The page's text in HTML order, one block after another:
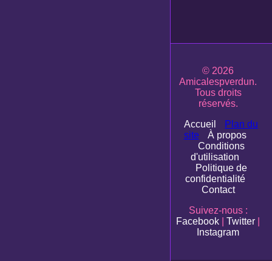
© 2026
Amicalespverdun.
Tous droits
réservés.
Accueil
Plan du
site
À propos
Conditions
d'utilisation
Politique de
confidentialité
Contact
Suivez-nous :
Facebook
Twitter
Instagram